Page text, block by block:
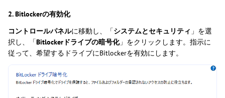
2. Bitlockerの有効化
コントロールパネルに移動し、「システムとセキュリティ 」を選
択し、「Bitlockerドライブの暗号化」をクリックします。指示に
従って、希望するドライブにBitlockerを有効にします。